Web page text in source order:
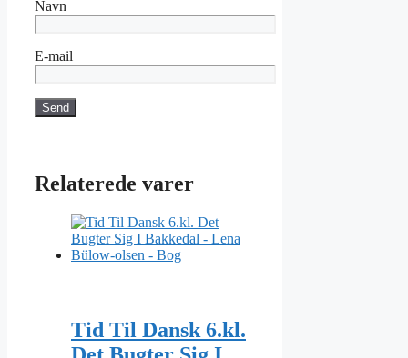
Navn
E-mail
Relaterede varer
Tid Til Dansk 6.kl.